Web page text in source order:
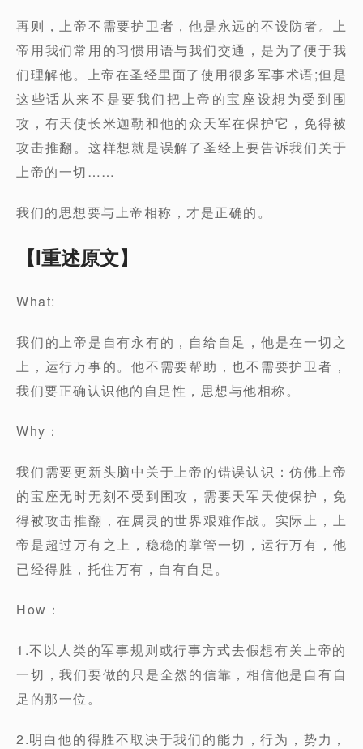
再则，上帝不需要护卫者，他是永远的不设防者。上
帝用我们常用的习惯用语与我们交通，是为了便于我
们理解他。上帝在圣经里面了使用很多军事术语;但是
这些话从来不是要我们把上帝的宝座设想为受到围
攻，有天使长米迦勒和他的众天军在保护它，免得被
攻击推翻。这样想就是误解了圣经上要告诉我们关于
上帝的一切……
我们的思想要与上帝相称，才是正确的。
【I重述原文】
What:
我们的上帝是自有永有的，自给自足，他是在一切之
上，运行万事的。他不需要帮助，也不需要护卫者，
我们要正确认识他的自足性，思想与他相称。
Why：
我们需要更新头脑中关于上帝的错误认识：仿佛上帝
的宝座无时无刻不受到围攻，需要天军天使保护，免
得被攻击推翻，在属灵的世界艰难作战。实际上，上
帝是超过万有之上，稳稳的掌管一切，运行万有，他
已经得胜，托住万有，自有自足。
How：
1.不以人类的军事规则或行事方式去假想有关上帝的
一切，我们要做的只是全然的信靠，相信他是自有自
足的那一位。
2.明白他的得胜不取决于我们的能力，行为，势力，